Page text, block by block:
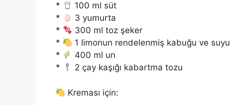
*
100 ml süt
*
3 yumurta
*
300 ml toz şeker
*
1 limonun rendelenmiş kabuğu ve suyu
*
400 ml un
*
2 çay kaşığı kabartma tozu
Kreması için: